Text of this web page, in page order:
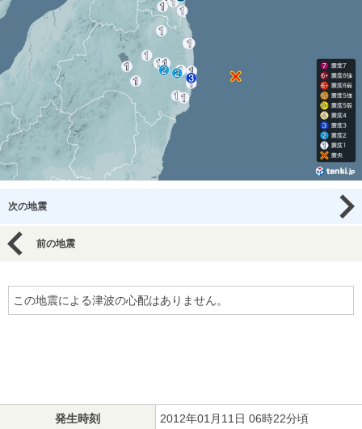
次の地震
前の地震
この地震による津波の心配はありません。
発生時刻 2012年01月11日 06時22分頃